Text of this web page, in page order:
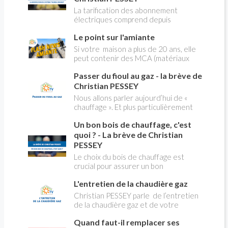
La tarification des abonnement
électriques comprend depuis
pleines, heures creuses. Aujourd'hui
Christian PESSEY vous explique tout
ce qu'il faut savoir sur la nouvelle
modification du système "heures
creuses" qui concerne près de 15
millions de Français !
Le point sur l'amiante
Si votre maison a plus de 20 ans, elle
peut contenir des MCA (matériaux
panique, on fait le point dans notre
flash news n°3 spéciale Amiante et
ses dangers avec Christian Pessey
Passer du fioul au gaz - la brève de
Christian PESSEY
Nous allons parler aujourd’hui de «
chauffage ». Et plus particulièrement
aborder l’abandon du fioul au profit du
gaz.
Un bon bois de chauffage, c'est
quoi ? - La brève de Christian
PESSEY
Le choix du bois de chauffage est
crucial pour assurer un bon
l'impact environnemental. Mais
comment reconnaître un bois de
qualité ? Plusieurs critères entrent en
jeu : le type d'essence, le taux
d'humidité, la densité et la saison de
L'entretien de la chaudière gaz
Christian PESSEY parle de l’entretien
de la chaudière gaz et de votre
avez un système par radiateurs ou un
Quand faut-il remplacer ses